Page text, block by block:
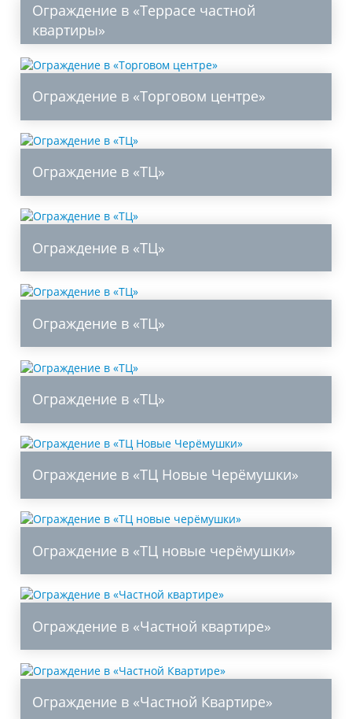
Ограждение в «Террасе частной
квартиры»
Ограждение в «Торговом центре»
Ограждение в «ТЦ»
Ограждение в «ТЦ»
Ограждение в «ТЦ»
Ограждение в «ТЦ»
Ограждение в «ТЦ Новые Черёмушки»
Ограждение в «ТЦ новые черёмушки»
Ограждение в «Частной квартире»
Ограждение в «Частной Квартире»